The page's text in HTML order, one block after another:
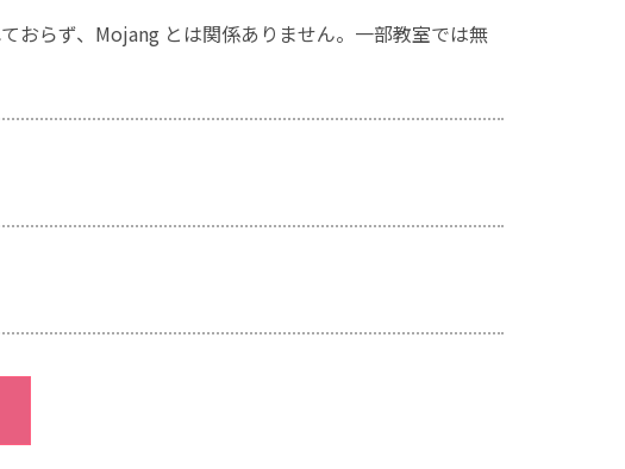
おらず、Mojang とは関係ありません。一部教室では無